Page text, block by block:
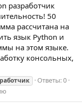
разработчик
50
рассчитана на
язык Python и
на этом языке.
консольных,
Ответы: 0